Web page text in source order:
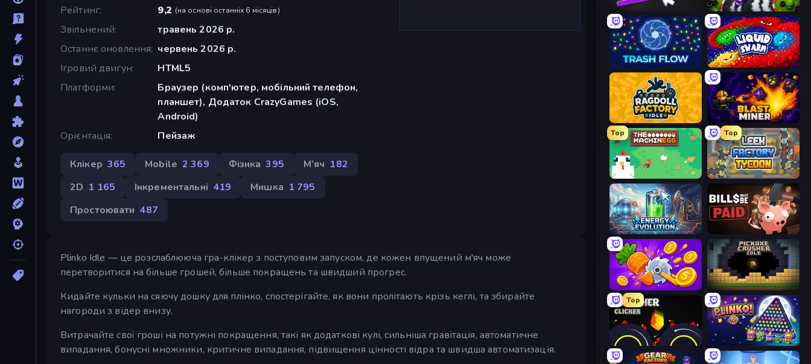
Рейтинг
9,2 (на основі останніх 6 місяців)
Звільнений
травень 2026 р.
Останнє оновлення червень 2026 р.
Ігровий двигун
HTML5
Платформи
Браузер (комп'ютер, мобільний телефон,
планшет), Додаток CrazyGames (iOS,
Android)
Орієнтація
Пейзаж
Клікер 365 Mobile 2 369 Фізика 395 М’яч 182
2D 1 165 Інкрементальні 419 Мишка 1 795
Простоювати 487
Plinko Idle — це розслаблююча гра-клікер з поступовим запуском, де кожен впущений м'яч може
перетворитися на більше грошей, більше покращень та швидший прогрес.
Кидайте кульки на сяючу дошку для плінко, спостерігайте, як вони пролітають крізь кеглі, та збирайте
нагороди з відер внизу.
Витрачайте свої гроші на потужні покращення, такі як додаткові кулі, сильніша гравітація, автоматичне
випадання, бонусні множники, критичне випадання, підвищення цінності відра та швидша автоматизація.
Pong Clicker Drift Tycoon
Trash Flow Liquid Swarm
Ragdoll Factory Idle Blast Miner
Top
The MachinEGG
Top
Leek Factory Tycoon
Energy Evolution Bills Must Be Paid
Farm Ring Idle Pickaxe Crusher Idle
Top
Crusher Clicker PLINKO!